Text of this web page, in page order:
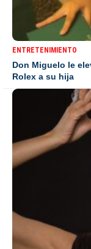
ENTRETENIMIENTO
Don Miguelo le
Rolex a su hija